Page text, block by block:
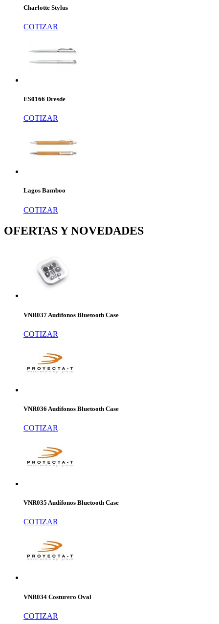
Charlotte Stylus
COTIZAR
ES0166 Dresde
COTIZAR
Lagos Bamboo
COTIZAR
OFERTAS Y NOVEDADES
VNR037 Audífonos Bluetooth Case
COTIZAR
VNR036 Audífonos Bluetooth Case
COTIZAR
VNR035 Audífonos Bluetooth Case
COTIZAR
VNR034 Costurero Oval
COTIZAR